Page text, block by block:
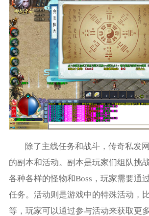
除了主线任务和战斗，传奇私发
的副本和活动。副本是玩家们组队挑
各种各样的怪物和Boss，玩家需要通
任务。活动则是游戏中的特殊活动，
等，玩家可以通过参与活动来获取更